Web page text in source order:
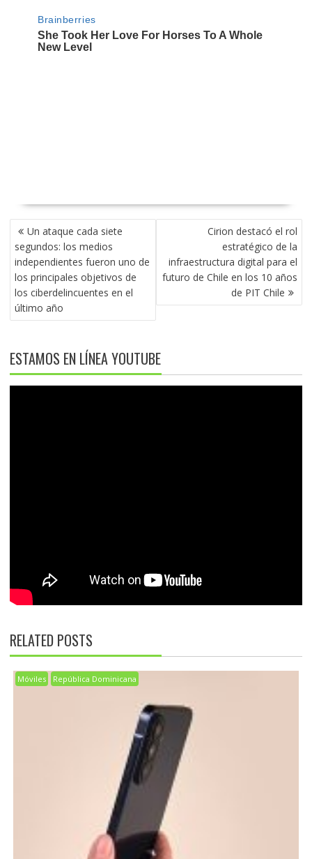
NAVEGACIÓN
DE
ENTRADAS
Un ataque cada siete
segundos: los medios
independientes fueron uno de
los principales objetivos de
los ciberdelincuentes en el
último año
Cirion destacó el rol
estratégico de la
infraestructura digital para el
futuro de Chile en los 10 años
de PIT Chile
ESTAMOS EN LÍNEA YOUTUBE
RELATED POSTS
Móviles República Dominicana